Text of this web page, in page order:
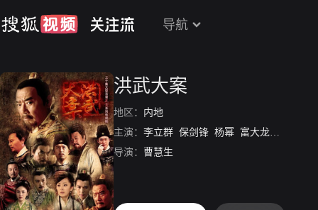
导航
洪武大案
地区： 内地
主演： 李立群 保剑锋 杨幂 富大龙 刘德凯
导演： 曹慧生